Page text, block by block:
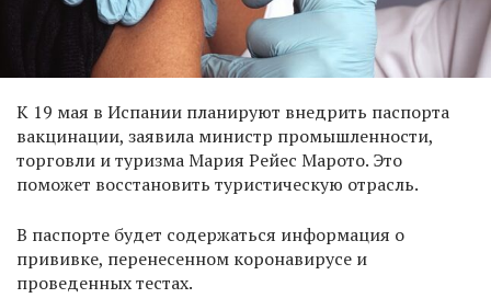
К 19 мая в Испании планируют внедрить паспорта
вакцинации, заявила министр промышленности,
торговли и туризма Мария Рейес Марото. Это
поможет восстановить туристическую отрасль.
В паспорте будет содержаться информация о
прививке, перенесенном коронавирусе и
проведенных тестах.